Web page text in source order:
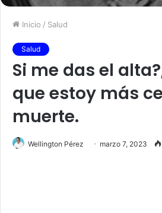
Inicio / Salud
Salud
Si me das el
que estoy más
muerte.
Wellington Pérez marzo 7, 2023